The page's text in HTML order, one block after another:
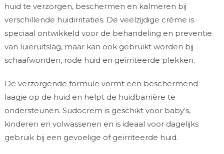
huid te verzorgen, beschermen en kalmeren bij
verschillende huidirritaties. De veelzijdige crème is
speciaal ontwikkeld voor de behandeling en preventie
van luieruitslag, maar kan ook gebruikt worden bij
schaafwonden, rode huid en geïrriteerde plekken.
De verzorgende formule vormt een beschermend
laagje op de huid en helpt de huidbarrière te
ondersteunen. Sudocrem is geschikt voor baby’s,
kinderen en volwassenen en is ideaal voor dagelijks
gebruik bij een gevoelige of geïrriteerde huid.